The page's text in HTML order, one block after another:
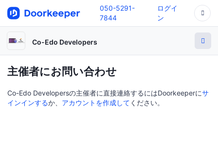
050-5291-
7844
ログイ
ン
Co-Edo Developers
主催者にお問い合わせ
Co-Edo Developersの主催者に直接連絡するにはDoorkeeperにサ
インインするか、 アカウントを作成して ください。